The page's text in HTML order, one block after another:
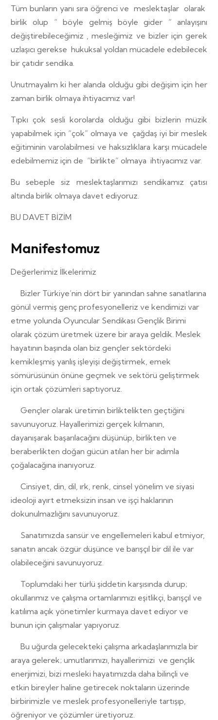
Tüm bunların yanı sıra öğrenci ve meslektaşlar olarak
birlik olup “ böyle gelmiş böyle gider “ anlayışını
değiştirebileceğimiz , mesleğimiz ve bizler için gerek
uzlaşıcı gerekse hukuksal yoldan mücadele edebilecek
bir çatıdır sendika.
Unutmayalım ki her alanda olduğu gibi değişim için her
zaman birlik olmaya ihtiyacımız var!
Tıpkı çok sesli korolarda olduğu gibi bizlerin müzik
yapabilmek için “çok” olmaya ve çağdaş iyi bir meslek
eğitiminin varolabilmesi ve haksızlıklara karşı mücadele
edebilmemiz için de “birlikte” olmaya ihtiyacımız var.
Bu sebeple siz meslektaşlarımızı sendikamız çatısı
altında birlik olmaya davet ediyoruz.
BU DAVET BİZİM
Manifestomuz
Değerlerimiz İlkelerimiz
Bizler Türkiye’nin dört bir yanından sahne sanatlarına
gönül vermiş genç profesyonelleriz ve kendimizi var
etme yolunda Oyuncular Sendikası Gençlik Birimi
olarak çözüm üretmek üzere bir araya geldik. Meslek
hayatının başında olan biz gençler sektördeki
kemikleşmiş yanlış işleyişi değiştirmek, emek
sömürüsünün önüne geçmek ve sektörü geliştirmek
için ortak çözümleri saptıyoruz.
Gençler olarak üretimin birliktelikten geçtiğini
savunuyoruz. Hayallerimizi gerçek kılmanın,
dayanışarak başarılacağını düşünüp, birlikten ve
beraberlikten doğan gücün atılan her bir adımla
çoğalacağına inanıyoruz.
Cinsiyet, din, dil, ırk, renk, cinsel yönelim ve siyasi
ideoloji ayırt etmeksizin insan ve işçi haklarının
dokunulmazlığını savunuyoruz.
Sanatımızda sansür ve engellemeleri kabul etmiyor,
sanatın ancak özgür düşünce ve barışçıl bir dil ile var
olabileceğini savunuyoruz.
Toplumdaki her türlü şiddetin karşısında durup;
okullarımız ve çalışma ortamlarımızı eşitlikçi, barışçıl ve
katılıma açık yönetimler kurmaya davet ediyor ve
bunun için çalışmalar yapıyoruz.
Bu uğurda gelecekteki çalışma arkadaşlarımızla bir
araya gelerek; umutlarımızı, hayallerimizi ve gençlik
enerjimizi, bizi mesleki hayatımızda daha bilinçli ve
etkin bireyler haline getirecek noktaların üzerinde
birbirimizle ve meslek profesyonelleriyle tartışıp,
öğreniyor ve çözümler üretiyoruz.